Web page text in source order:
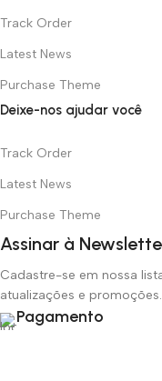
Track Order
Latest News
Purchase Theme
Deixe-nos ajudar você
Track Order
Latest News
Purchase Theme
Assinar à
Cadastre-se em nossa
atualizações e promoções.
Pagamento